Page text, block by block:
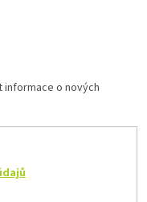
informace o nových